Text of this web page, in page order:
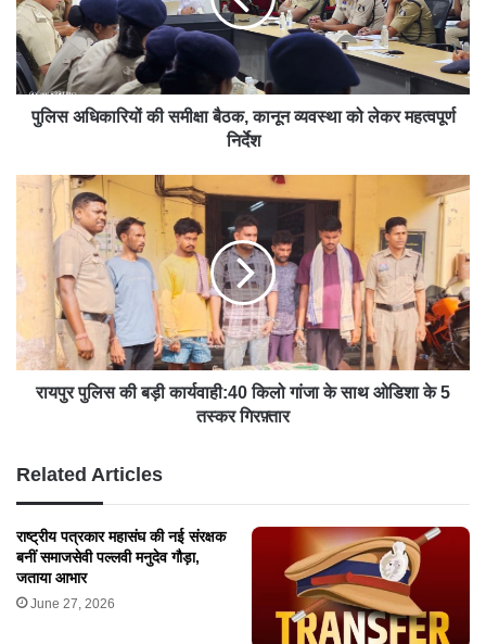
पुलिस अधिकारियों की समीक्षा बैठक, कानून व्यवस्था को लेकर महत्वपूर्ण
निर्देश
रायपुर पुलिस की बड़ी कार्यवाही:40 किलो गांजा के साथ ओडिशा के 5
तस्कर गिरफ़्तार
Related Articles
राष्ट्रीय पत्रकार महासंघ की नई संरक्षक
बनीं समाजसेवी पल्लवी मनुदेव गौड़ा,
जताया आभार
June 27, 2026